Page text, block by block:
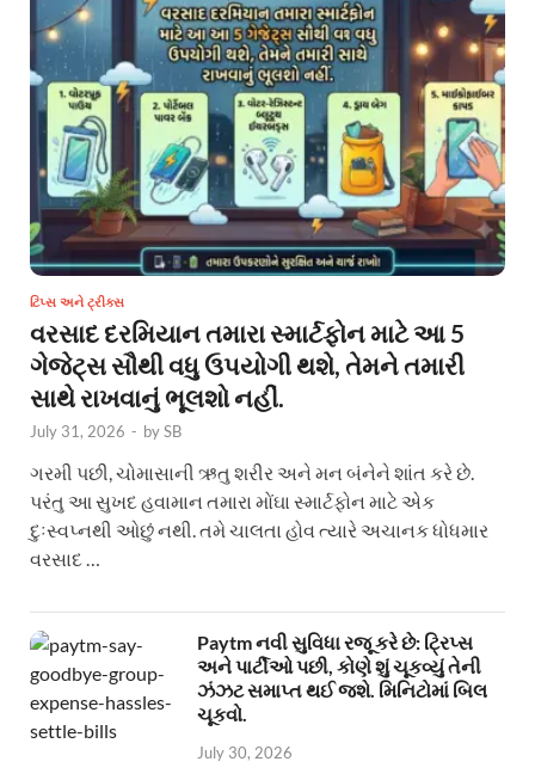
ટિપ્સ અને ટ્રીક્સ
વરસાદ દરમિયાન તમારા સ્માર્ટફોન માટે આ 5
ગેજેટ્સ સૌથી વધુ ઉપયોગી થશે, તેમને તમારી
સાથે રાખવાનું ભૂલશો નહીં.
July 31, 2026 - bySB
ગરમી પછી, ચોમાસાની ઋતુ શરીર અને મન બંનેને શાંત કરે છે.
પરંતુ આ સુખદ હવામાન તમારા મોંઘા સ્માર્ટફોન માટે એક
દુઃસ્વપ્નથી ઓછું નથી. તમે ચાલતા હોવ ત્યારે અચાનક ધોધમાર
વરસાદ …
Paytm નવી સુવિધા રજૂ કરે છે: ટ્રિપ્સ
અને પાર્ટીઓ પછી, કોણે શું ચૂકવ્યું તેની
ઝંઝટ સમાપ્ત થઈ જશે. મિનિટોમાં બિલ
ચૂકવો.
July 30, 2026